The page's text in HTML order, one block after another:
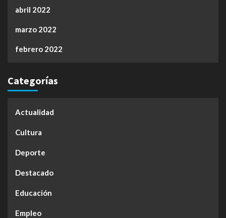
abril 2022
marzo 2022
febrero 2022
Categorías
Actualidad
Cultura
Deporte
Destacado
Educación
Empleo